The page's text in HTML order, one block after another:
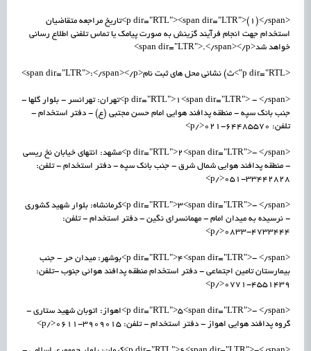
<p dir="RTL"><span dir="LTR">(1)</span>تاریخ مراجعه متقاضیان
استخدام جهت انجام فرآیند گزینش به صورت پیامک یا تماس تلفنی اطلاع رسانی
خواهد شد<span dir="LTR">.</span></p>
<p dir="RTL">ث) نشانی محل های ثبت نام<span dir="LTR">:</span></p>
<p dir="RTL">1<span dir="LTR"> - </span>تهران: تهرانسر - بلوار گلها -
جنب بانک سپه - منطقه پدافند هوایی امام حسن مجتبی (ع) - دفتر استخدام -
تلفن: 64485570-021</p>
<p dir="RTL">2<span dir="LTR">- </span>مشهد: انتهای خیابان نخ ریسی
- منطقه پدافند هوایی شمال شرق - جنب بانک سپه - دفتر استخدام - تلفن:
33442828-051</p>
<p dir="RTL">3<span dir="LTR">- </span>کرمانشاه: بلوار شهید کشوری
- نرسیده به میدان امام - مهمانسرای نگین - دفتر استخدام - تلفن:
4733444-0833</p>
<p dir="RTL">4<span dir="LTR">- </span>بوشهر: میدان حر - جنب
بیمارستان تامین اجتماعی - دفتر استخدام منطقه پدافند هوائی جنوب -تلفن:
4551439-0771</p>
<p dir="RTL">5<span dir="LTR">- </span>اهواز: اتوبان شهید ستاری -
گروه پدافند هوایی اهواز - دفتر استخدام - تلفن: 3909015-0611</p>